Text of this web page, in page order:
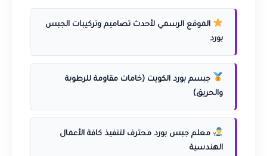
الموقع الرسمي لأحدث تصاميم وتركيبات الجبس
بورد
جبسم بورد الكويت (خامات مقاومة للرطوبة
والحريق)
معلم جبس بورد محترف لتنفيذ كافة الأعمال
الهندسية